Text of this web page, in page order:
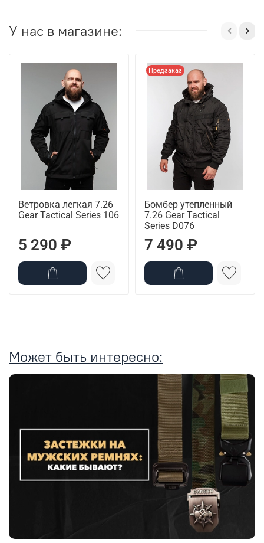
У нас в магазине:
Ветровка легкая 7.26
Gear Tactical Series 106
5 290 ₽
Предзаказ
Бомбер утепленный
7.26 Gear Tactical
Series D076
7 490 ₽
Может быть интересно: